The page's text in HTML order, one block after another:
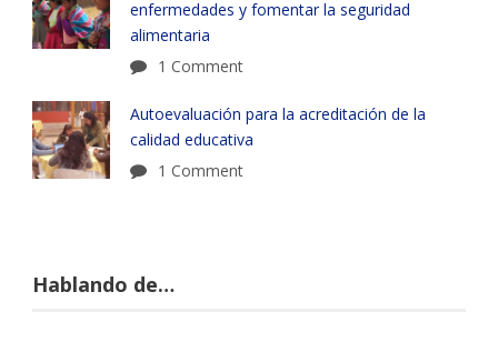
enfermedades y fomentar la seguridad
alimentaria
1 Comment
Autoevaluación para la acreditación de la
calidad educativa
1 Comment
Hablando de…